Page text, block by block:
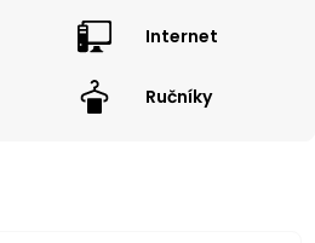
Internet
Ručníky